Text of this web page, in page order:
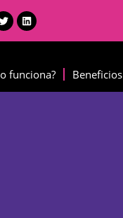
funciona? Beneficios